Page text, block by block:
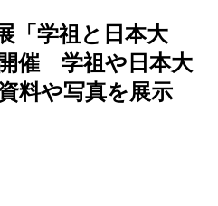
「学祖と日本大
催 学祖や日本大
料や写真を展示